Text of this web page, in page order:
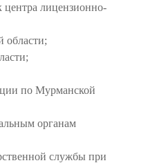
центра лицензионно-
области;
по Мурманской
органам
службы при